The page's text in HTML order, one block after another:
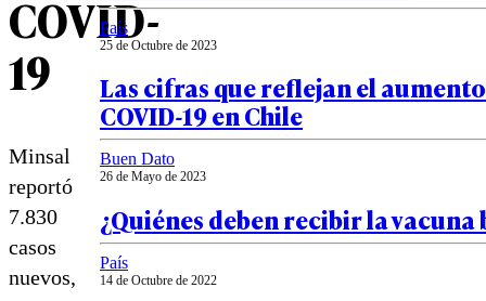
COVID-
19
Minsal
reportó
7.830
casos
nuevos,
País
25 de Octubre de 2023
Las cifras que reflejan el
COVID-19 en Chile
Buen Dato
26 de Mayo de 2023
¿Quiénes deben recibir la
País
14 de Octubre de 2022